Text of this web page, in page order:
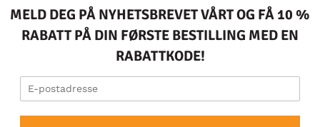
MELD DEG PÅ NYHETSBREVET VÅRT OG FÅ 10 %
RABATT PÅ DIN FØRSTE BESTILLING MED EN
RABATTKODE!